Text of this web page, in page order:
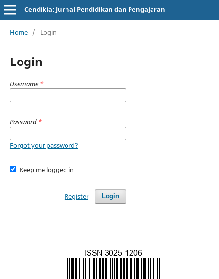
Cendikia: Jurnal Pendidikan dan Pengajaran
Home / Login
Login
Username *
Password *
Forgot your password?
Keep me logged in
Login
Register